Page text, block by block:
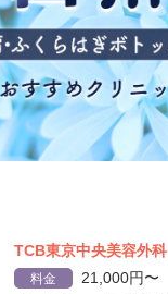
TCB東京中央美容外科
料金 21,000円〜